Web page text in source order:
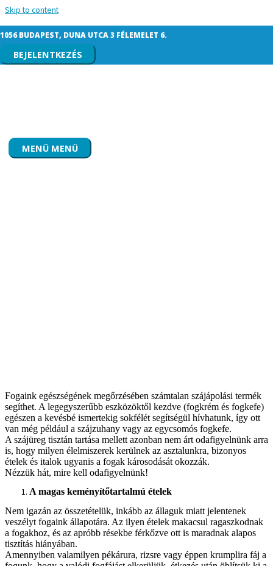
Skip to content
1056 BUDAPEST, DUNA UTCA 3 FÉLEMELET 6.
BEJELENTKEZÉS
MENÜ MENÜ
4 élelmiszer, amelyről nem is gondolnád,
mennyire káros a fogaidra
Fogaink egészségének megőrzésében számtalan szájápolási termék
segíthet. A legegyszerűbb eszközöktől kezdve (fogkrém és fogkefe)
egészen a kevésbé ismertekig sokfélét segítségül hívhatunk, így ott
van még például a szájzuhany vagy az egycsomós fogkefe.
A szájüreg tisztán tartása mellett azonban nem árt odafigyelnünk arra
is, hogy milyen élelmiszerek kerülnek az asztalunkra, bizonyos
ételek és italok ugyanis a fogak károsodását okozzák.
Nézzük hát, mire kell odafigyelnünk!
A magas keményítőtartalmú ételek
Nem igazán az összetételük, inkább az állaguk miatt jelentenek
veszélyt fogaink állapotára. Az ilyen ételek makacsul ragaszkodnak
a fogakhoz, és az apróbb résekbe férkőzve ott is maradnak alapos
tisztítás hiányában.
Amennyiben valamilyen pékárura, rizsre vagy éppen krumplira fáj a